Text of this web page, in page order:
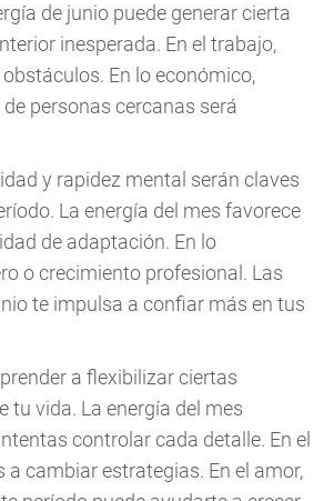
de junio puede generar cierta
inesperada. En el trabajo,
En lo económico,
personas cercanas será
y rapidez mental serán claves
La energía del mes favorece
de adaptación. En lo
o crecimiento profesional. Las
te impulsa a confiar más en tus
a flexibilizar ciertas
vida. La energía del mes
controlar cada detalle. En el
cambiar estrategias. En el amor,